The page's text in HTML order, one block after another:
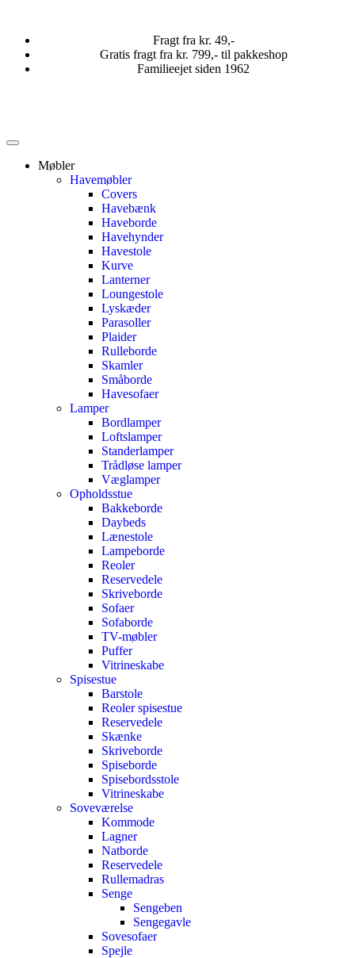
Fragt fra kr. 49,-
Gratis fragt fra kr. 799,- til pakkeshop
Familieejet siden 1962
Møbler
Havemøbler
Covers
Havebænk
Haveborde
Havehynder
Havestole
Kurve
Lanterner
Loungestole
Lyskæder
Parasoller
Plaider
Rulleborde
Skamler
Småborde
Havesofaer
Lamper
Bordlamper
Loftslamper
Standerlamper
Trådløse lamper
Væglamper
Opholdsstue
Bakkeborde
Daybeds
Lænestole
Lampeborde
Reoler
Reservedele
Skriveborde
Sofaer
Sofaborde
TV-møbler
Puffer
Vitrineskabe
Spisestue
Barstole
Reoler spisestue
Reservedele
Skænke
Skriveborde
Spiseborde
Spisebordsstole
Vitrineskabe
Soveværelse
Kommode
Lagner
Natborde
Reservedele
Rullemadras
Senge
Sengeben
Sengegavle
Sovesofaer
Spejle